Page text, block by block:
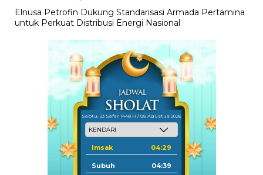
Elnusa Petrofin Dukung Standarisasi Armada Pertamina
untuk Perkuat Distribusi Energi Nasional
Sabtu, 23 Safar 1448 H / 08 Agustus 2026
Imsak 04:29
Subuh 04:39